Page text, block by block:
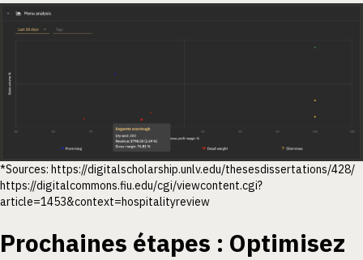
*Sources: https://digitalscholarship.unlv.edu/thesesdissertations/428/
https://digitalcommons.fiu.edu/cgi/viewcontent.cgi?
article=1453&context=hospitalityreview
Prochaines étapes : Optimisez